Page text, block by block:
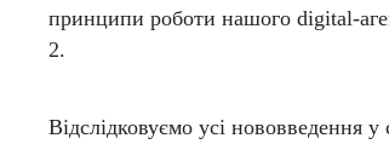
принципи роботи нашого digital-
2.
Відслідковуємо усі нововведення